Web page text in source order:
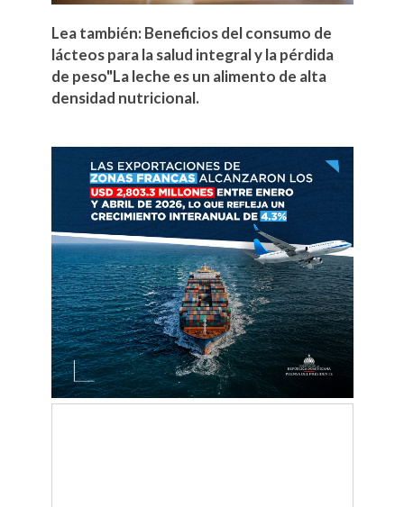
Lea también: Beneficios del consumo de
lácteos para la salud integral y la pérdida
de peso"La leche es un alimento de alta
densidad nutricional.